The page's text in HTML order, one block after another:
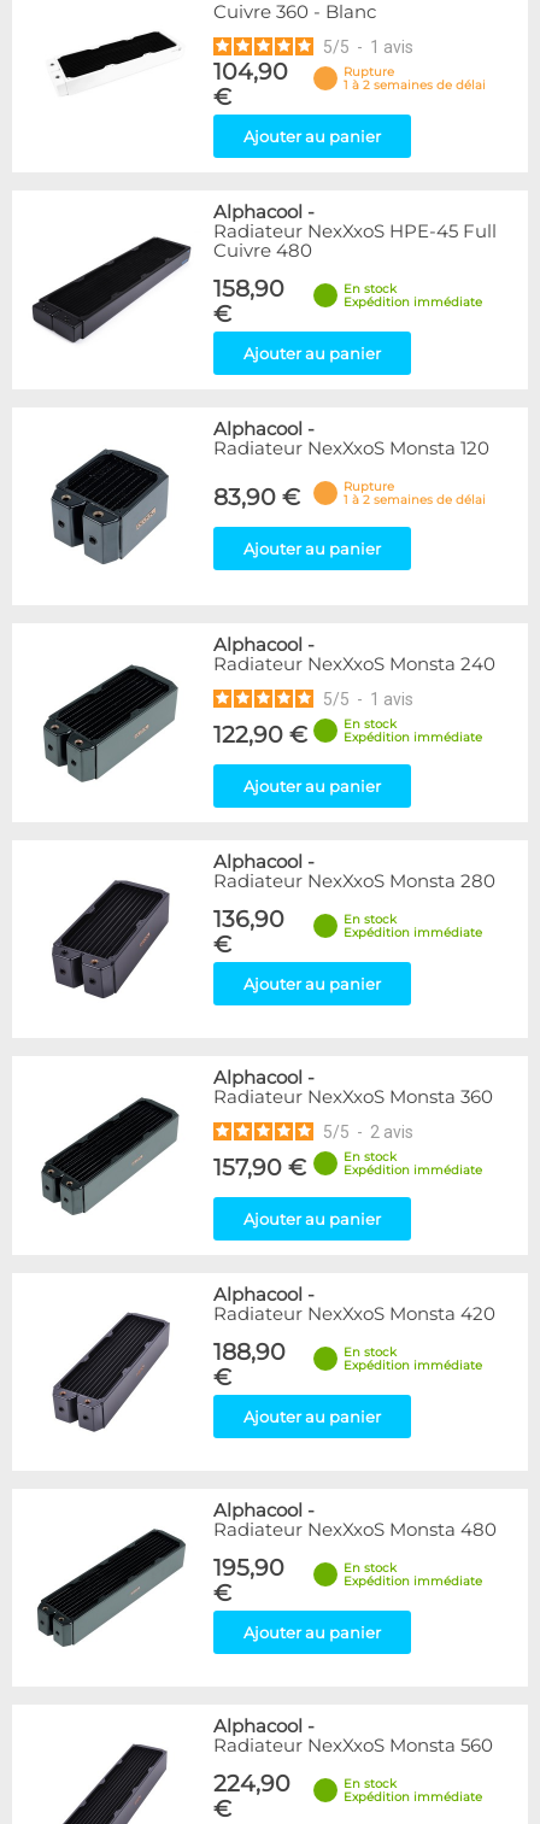
Cuivre 360 - Blanc
5/5 - 1 avis
104,90
€
Rupture
1 à 2 semaines de délai
Ajouter au panier
Alphacool -
Radiateur NexXxoS HPE-45 Full
Cuivre 480
158,90
€
En stock
Expédition immédiate
Ajouter au panier
Alphacool -
Radiateur NexXxoS Monsta 120
83,90 €
Rupture
1 à 2 semaines de délai
Ajouter au panier
Alphacool -
Radiateur NexXxoS Monsta 240
5/5 - 1 avis
122,90 €
En stock
Expédition immédiate
Ajouter au panier
Alphacool -
Radiateur NexXxoS Monsta 280
136,90
€
En stock
Expédition immédiate
Ajouter au panier
Alphacool -
Radiateur NexXxoS Monsta 360
5/5 - 2 avis
157,90 €
En stock
Expédition immédiate
Ajouter au panier
Alphacool -
Radiateur NexXxoS Monsta 420
188,90
€
En stock
Expédition immédiate
Ajouter au panier
Alphacool -
Radiateur NexXxoS Monsta 480
195,90
€
En stock
Expédition immédiate
Ajouter au panier
Alphacool -
Radiateur NexXxoS Monsta 560
224,90
€
En stock
Expédition immédiate